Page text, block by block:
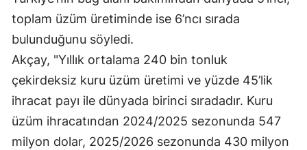
toplam üzüm üretiminde ise 6’ncı sırada
bulunduğunu söyledi.
Akçay, "Yıllık ortalama 240 bin tonluk
çekirdeksiz kuru üzüm üretimi ve yüzde 45’lik
ihracat payı ile dünyada birinci sıradadır. Kuru
üzüm ihracatından 2024/2025 sezonunda 547
milyon dolar, 2025/2026 sezonunda 430 milyon